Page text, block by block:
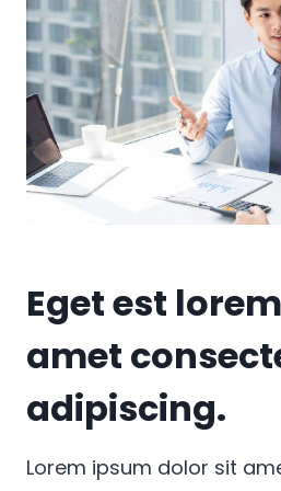
Eget est
amet
adipiscing.
Lorem ipsum dolor sit